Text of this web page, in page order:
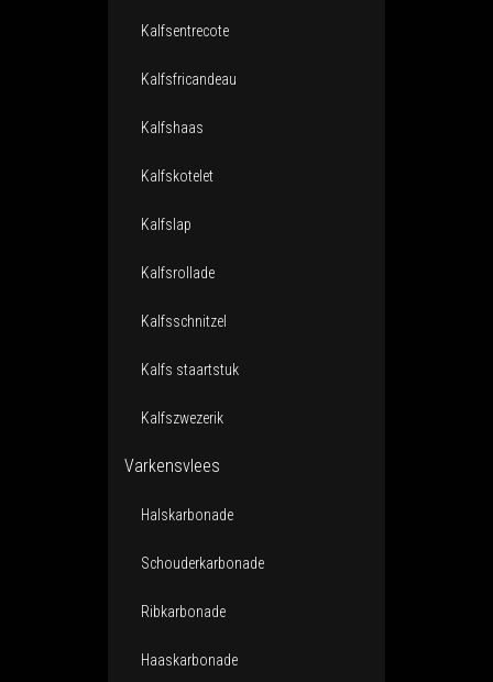
Kalfsentrecote
Kalfsfricandeau
Kalfshaas
Kalfskotelet
Kalfslap
Kalfsrollade
Kalfsschnitzel
Kalfs staartstuk
Kalfszwezerik
Varkensvlees
Halskarbonade
Schouderkarbonade
Ribkarbonade
Haaskarbonade